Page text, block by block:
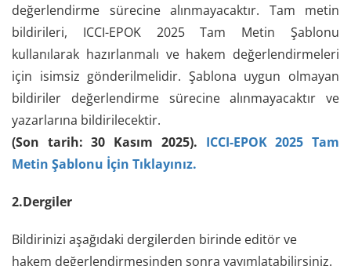
değerlendirme sürecine alınmayacaktır. Tam metin
bildirileri, ICCI-EPOK 2025 Tam Metin Şablonu
kullanılarak hazırlanmalı ve hakem değerlendirmeleri
için isimsiz gönderilmelidir. Şablona uygun olmayan
bildiriler değerlendirme sürecine alınmayacaktır ve
yazarlarına bildirilecektir.
(Son tarih: 30 Kasım 2025). ICCI-EPOK 2025 Tam
Metin Şablonu İçin Tıklayınız.
2.Dergiler
Bildirinizi aşağıdaki dergilerden birinde editör ve
hakem değerlendirmesinden sonra yayımlatabilirsiniz.